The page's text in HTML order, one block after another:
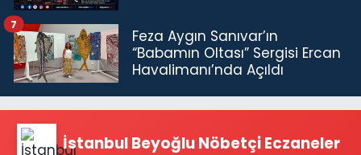
Feza Aygın Sanıvar’ın
“Babamın Oltası” Sergisi Ercan
Havalimanı’nda Açıldı
7
İstanbul Beyoğlu Nöbetçi Eczaneler